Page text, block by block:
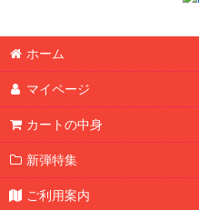
ホーム
マイページ
カートの中身
新弾特集
ご利用案内